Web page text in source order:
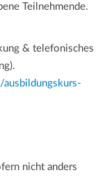
Teilnehmende.
& telefonisches
nicht anders